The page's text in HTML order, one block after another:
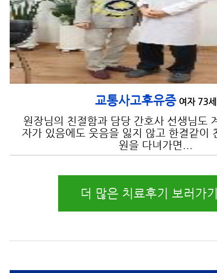
교통사고후유증여자 73세
원장님의 친절함과 담당 간호사 선생님도
자가 있음에도 웃음을 잃지 않고 한결같이
원을 다녀가면...
더 많은 치료후기 보러가